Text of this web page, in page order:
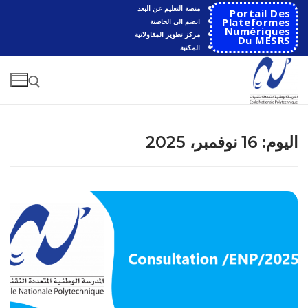
التجاوز
إلى
المحتوى
Portail Des
Plateformes
Numériques
Du MESRS
منصة التعليم عن البعد
انضم الى الحاضنة
مركز تطوير المقاولاتية
المكتبة
اليوم: 16 نوفمبر، 2025